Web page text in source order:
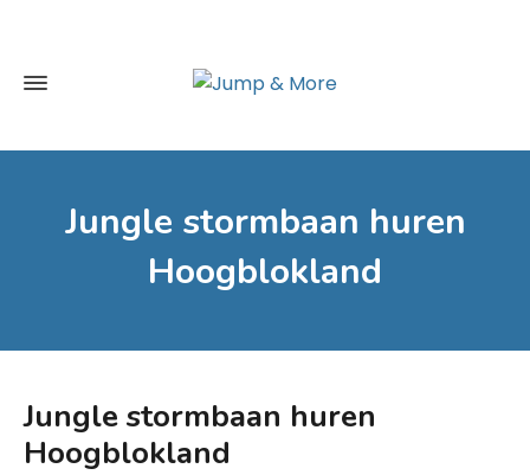
Jungle stormbaan huren
Hoogblokland
Jungle stormbaan huren
Hoogblokland